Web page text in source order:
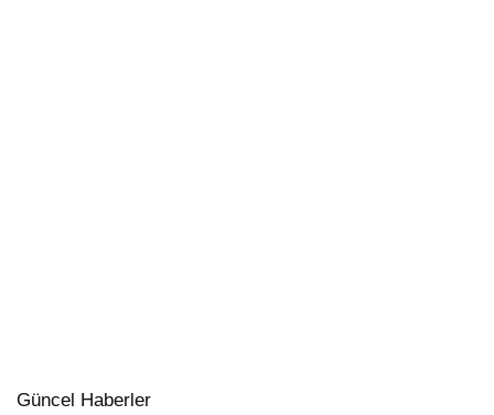
Güncel Haberler